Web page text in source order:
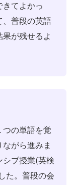
てよかっ
、普段の英語
が残せるよ
の単語を覚
がら進みま
シブ授業(英検
た。普段の会